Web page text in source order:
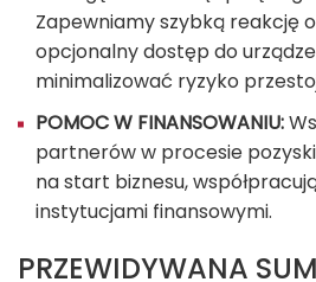
Zapewniamy szybką reakcję
opcjonalny dostęp do
minimalizować ryzyko
POMOC W FINANSOWANIU:
partnerów w procesie
na start biznesu,
instytucjami finansowymi.
PRZEWIDYWANA